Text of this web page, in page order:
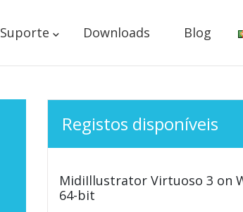
Suporte Downloads Blog
Registos disponíveis
MidiIllustrator Virtuoso 3 on
64-bit